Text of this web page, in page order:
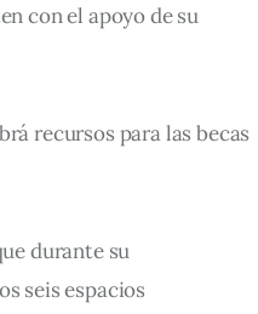
con el apoyo de su
recursos para las becas
durante su
seis espacios